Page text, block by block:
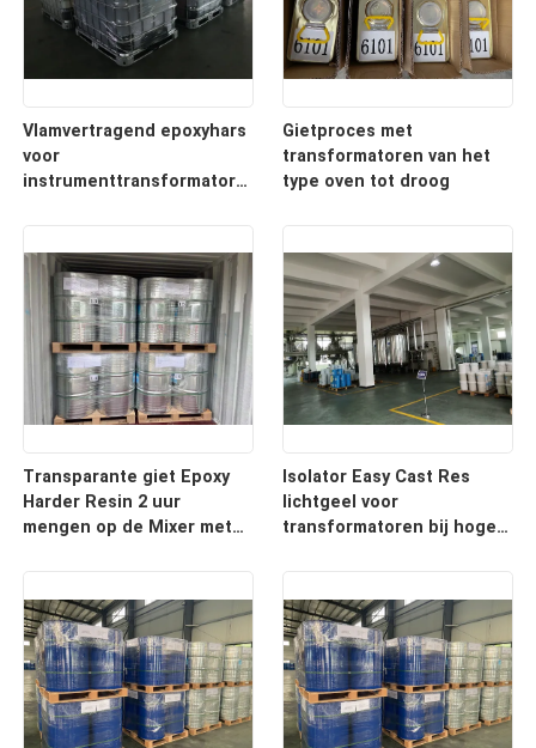
Vlamvertragend epoxyhars
voor
instrumenttransformatoren
Gietproces met
transformatoren van het
type oven tot droog
Transparante giet Epoxy
Harder Resin 2 uur
mengen op de Mixer met
Isolator Easy Cast Res
lichtgeel voor
transformatoren bij hoge